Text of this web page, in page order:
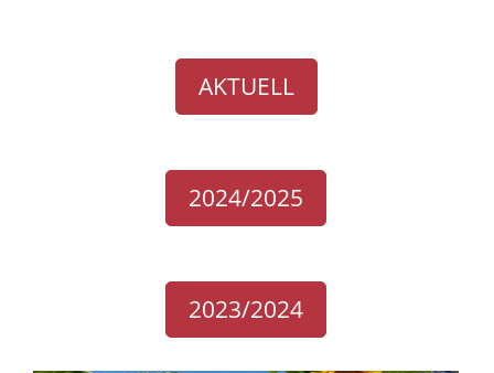
AKTUELL
2024/2025
2023/2024